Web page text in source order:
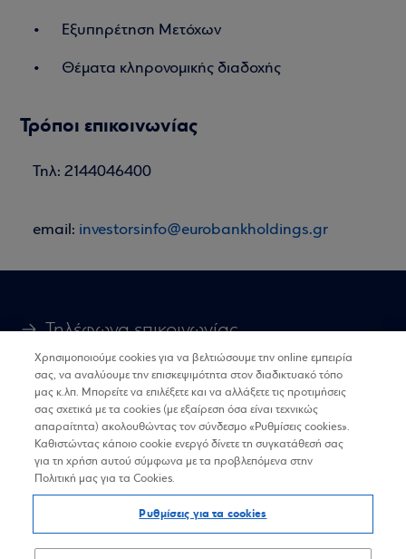
Εξυπηρέτηση Μετόχων
Θέματα κληρονομικής διαδοχής
Τρόποι επικοινωνίας
Τηλ: 2144046400
email: investorsinfo@eurobankholdings.gr
Τηλέφωνα επικοινωνίας
GDPR - Προσωπικά Δεδομένα
Προσωπικά Δεδομένα στον Διαδικτυακό
Τόπο
Πολιτική Cookies
Χρησιμοποιούμε cookies για να βελτιώσουμε την online εμπειρία
σας, να αναλύουμε την επισκεψιμότητα στον διαδικτυακό τόπο
μας κ.λπ. Μπορείτε να επιλέξετε και να αλλάξετε τις προτιμήσεις
σας σχετικά με τα cookies (με εξαίρεση όσα είναι τεχνικώς
απαραίτητα) ακολουθώντας τον σύνδεσμο «Ρυθμίσεις cookies».
Καθιστώντας κάποιο cookie ενεργό δίνετε τη συγκατάθεσή σας
για τη χρήση αυτού σύμφωνα με τα προβλεπόμενα στην
Πολιτική μας για τα Cookies.
Ρυθμίσεις για τα cookies